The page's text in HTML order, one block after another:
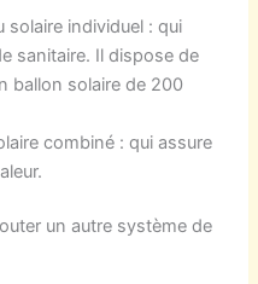
solaire individuel : qui
sanitaire. Il dispose de
ballon solaire de 200
combiné : qui assure
un autre système de